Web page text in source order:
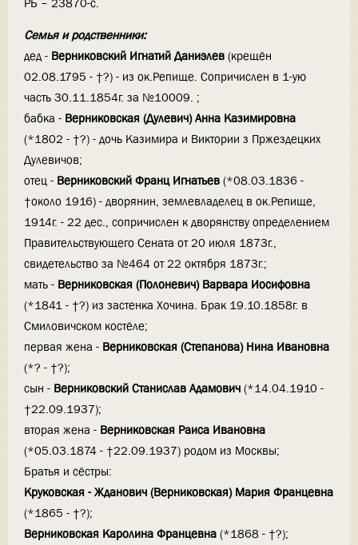
Семья и родственники:
дед - Верниковский Игнатий Даниэлев (крещён
02.08.1795 - †?) - из ок.Репище. Сопричислен в 1-ую
часть 30.11.1854г. за №10009. ;
бабка - Верниковская (Дулевич) Анна Казимировна
(*1802 - †?) - дочь Казимира и Виктории з Пржездецких
Дулевичов;
отец - Верниковский Франц Игнатьев (*08.03.1836 -
†около 1916) - дворянин, землевладелец в ок.Репище,
1914г. - 22 дес., сопричислен к дворянству определением
Правительствующего Сената от 20 июля 1873г.,
свидетельство за №464 от 22 октября 1873г.;
мать - Верниковская (Полоневич) Варвара Иосифовна
(*1841 - †?) из застенка Хочина. Брак 19.10.1858г. в
Смиловичском костёле;
первая жена - Верниковская (Степанова) Нина Ивановна
(*? - †?);
сын - Верниковский Станислав Адамович (*14.04.1910 -
†22.09.1937);
вторая жена - Верниковская Раиса Ивановна
(*05.03.1874 - †22.09.1937) родом из Москвы;
Братья и сёстры:
Круковская - Жданович (Верниковская) Мария Францевна
(*1865 - †?);
Верниковская Каролина Францевна (*1868 - †?);